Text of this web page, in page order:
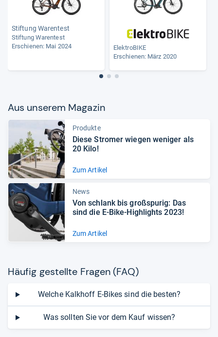
Stiftung Warentest
Stiftung Warentest
Erschienen: Mai 2024
ElektroBIKE
Erschienen: März 2020
Aus unse­rem Maga­zin
Produkte
Diese Stro­mer wie­gen weni­ger als
20 Kilo!
Zum Artikel
News
Von schlank bis groß­spu­rig: Das
sind die E-​Bike-​High­lights 2023!
Zum Artikel
Häu­fig gestellte Fra­gen (FAQ)
Welche Kalkhoff E-Bikes sind die besten?
Was sollten Sie vor dem Kauf wissen?